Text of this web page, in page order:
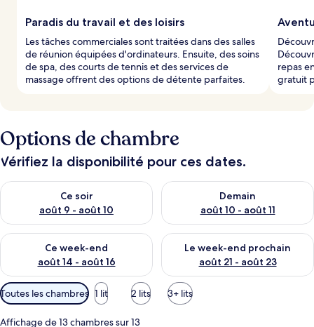
Paradis du travail et des loisirs
Les tâches commerciales sont traitées dans des salles
de réunion équipées d'ordinateurs. Ensuite, des soins
de spa, des courts de tennis et des services de
massage offrent des options de détente parfaites.
repas
gratuit
Options de chambre
Vérifiez la disponibilité pour ces dates.
Ce soir
août 9 - août 10
Vérifier la disponibilité pour ce soir août 9 - août 10
Demain
août 10 - août 11
Vérifier la disponibilité pour
Ce week-end
août 14 - août 16
Vérifier la disponibilité pour ce week-end août 14 - août 16
Le week-end prochain
août 21 - août 23
Vérifier la disponibilité pour
Filtres
disponibles
pour
Toutes les chambres 1 lit 2 lits 3+ lits
Affichage de 13 chambres sur 13